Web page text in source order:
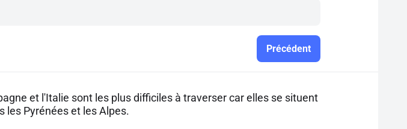
Précédent
et l'Italie sont les plus difficiles à traverser car elles se situent
les Pyrénées et les Alpes.